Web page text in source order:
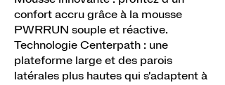
confort accru grâce à la mousse
PWRRUN souple et réactive.
Technologie Centerpath : une
plateforme large et des parois
latérales plus hautes qui s'adaptent à